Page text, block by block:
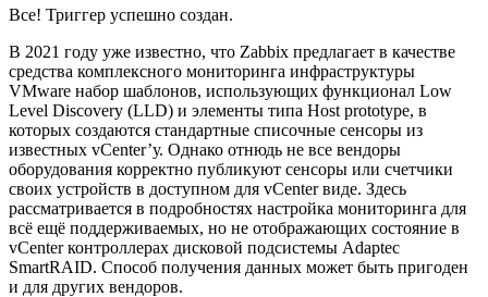
Все! Триггер успешно создан.
В 2021 году уже известно, что Zabbix предлагает в качестве
средства комплексного мониторинга инфраструктуры
VMware набор шаблонов, использующих функционал Low
Level Discovery (LLD) и элементы типа Host prototype, в
которых создаются стандартные списочные сенсоры из
известных vCenter’у. Однако отнюдь не все вендоры
оборудования корректно публикуют сенсоры или счетчики
своих устройств в доступном для vCenter виде. Здесь
рассматривается в подробностях настройка мониторинга для
всё ещё поддерживаемых, но не отображающих состояние в
vCenter контроллерах дисковой подсистемы Adaptec
SmartRAID. Способ получения данных может быть пригоден
и для других вендоров.